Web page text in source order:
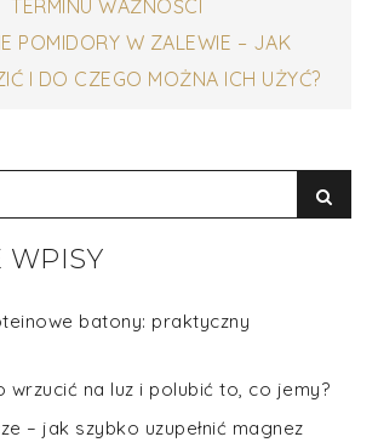
TERMINU WAŻNOŚCI
POMIDORY W ZALEWIE – JAK
I DO CZEGO MOŻNA ICH UŻYĆ?
WPISY
batony: praktyczny
wrzucić na luz i polubić to, co jemy?
– jak szybko uzupełnić magnez